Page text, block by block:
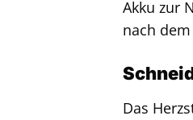
Akku zur
nach
Das